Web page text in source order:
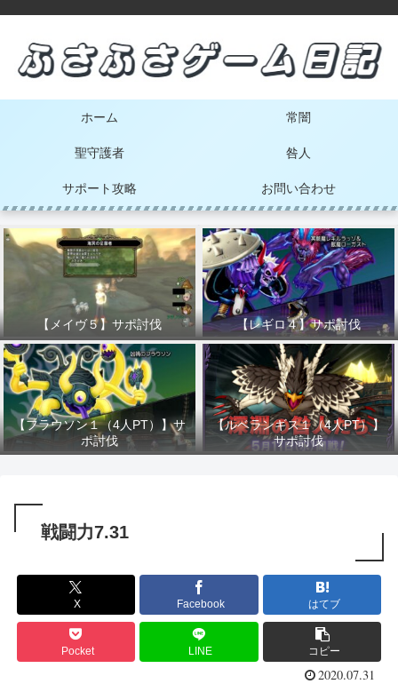
ホーム 常闇
聖守護者 咎人
サポート攻略 お問い合わせ
【メイヴ５】サポ討伐 【レギロ４】サポ討伐
【フラウソン１（4人PT）】サ
ポ討伐
【ルベランギス１（4人PT）】
サポ討伐
戦闘力7.31
X Facebook はてブ
Pocket LINE コピー
2020.07.31